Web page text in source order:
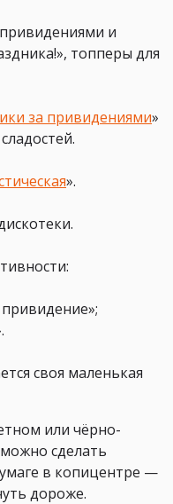
и
топперы для
за привидениями»
».
своя маленькая
или чёрно-
сделать
в копицентре —
дороже.